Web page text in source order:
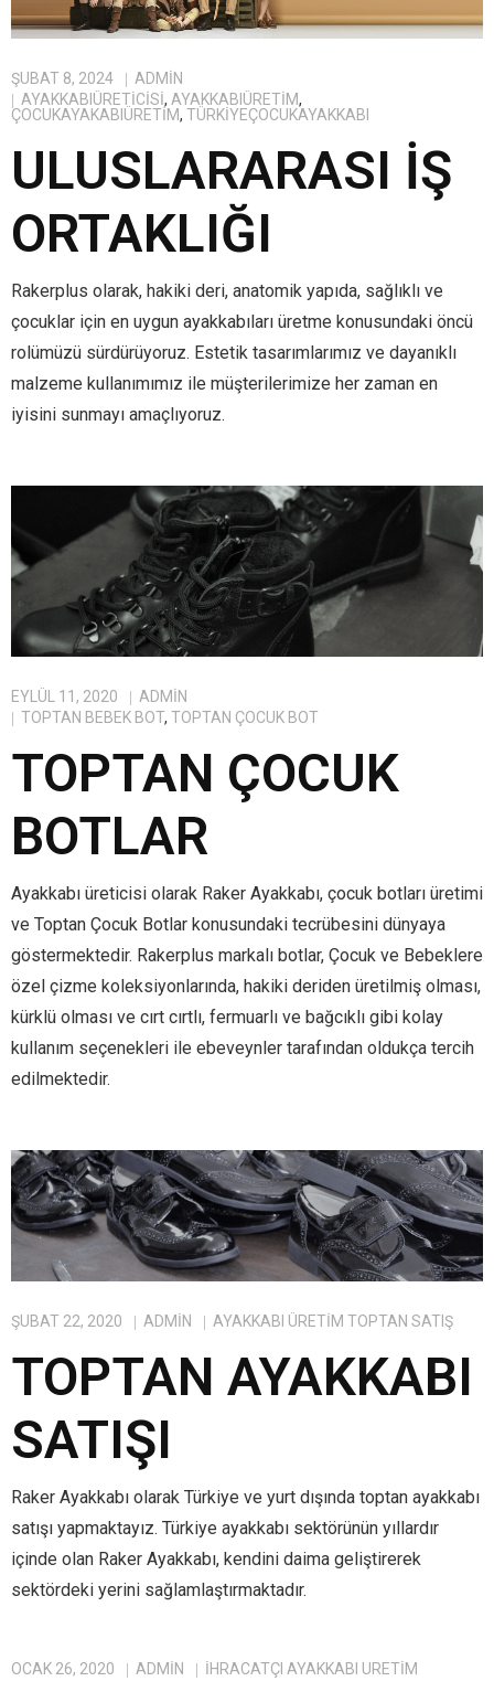
ŞUBAT 8, 2024
ADMIN
AYAKKABIÜRETICISI, AYAKKABIÜRETIM,
ÇOCUKAYAKABIÜRETIM, TÜRKIYEÇOCUKAYAKKABI
ULUSLARARASI İŞ
ORTAKLIĞI
Rakerplus olarak, hakiki deri, anatomik yapıda, sağlıklı ve
çocuklar için en uygun ayakkabıları üretme konusundaki öncü
rolümüzü sürdürüyoruz. Estetik tasarımlarımız ve dayanıklı
malzeme kullanımımız ile müşterilerimize her zaman en
iyisini sunmayı amaçlıyoruz.
EYLÜL 11, 2020
ADMIN
TOPTAN BEBEK BOT, TOPTAN ÇOCUK BOT
TOPTAN ÇOCUK
BOTLAR
Ayakkabı üreticisi olarak Raker Ayakkabı, çocuk botları üretimi
ve Toptan Çocuk Botlar konusundaki tecrübesini dünyaya
göstermektedir. Rakerplus markalı botlar, Çocuk ve Bebeklere
özel çizme koleksiyonlarında, hakiki deriden üretilmiş olması,
kürklü olması ve cırt cırtlı, fermuarlı ve bağcıklı gibi kolay
kullanım seçenekleri ile ebeveynler tarafından oldukça tercih
edilmektedir.
ŞUBAT 22, 2020 ADMIN AYAKKABI ÜRETIM TOPTAN SATIŞ
TOPTAN AYAKKABI
SATIŞI
Raker Ayakkabı olarak Türkiye ve yurt dışında toptan ayakkabı
satışı yapmaktayız. Türkiye ayakkabı sektörünün yıllardır
içinde olan Raker Ayakkabı, kendini daima geliştirerek
sektördeki yerini sağlamlaştırmaktadır.
OCAK 26, 2020 ADMIN IHRACATÇI AYAKKABI ÜRETIM